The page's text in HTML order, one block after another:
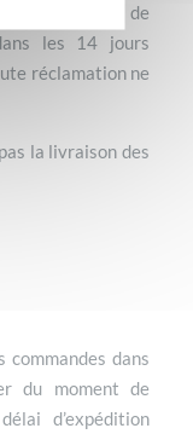
retour auprès de
les 14 jours
réclamation ne
la livraison des
dans
du moment de
d’expédition